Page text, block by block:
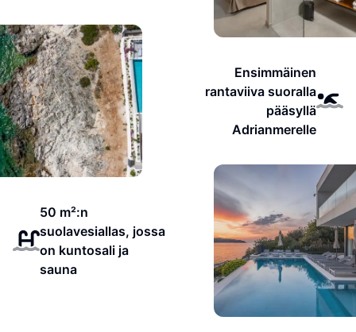
Ensimmäinen
rantaviiva suoralla
pääsyllä
Adrianmerelle
50 m²:n
suolavesiallas, jossa
on kuntosali ja
sauna